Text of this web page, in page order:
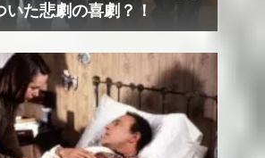
た悲劇の喜劇？！